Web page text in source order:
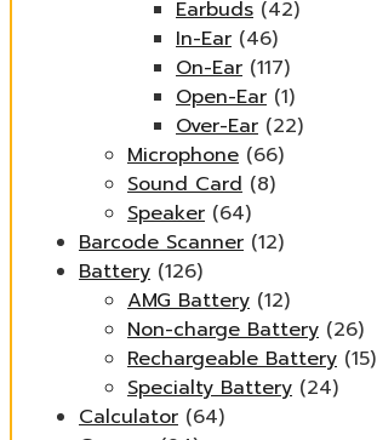
Earbuds (42)
In-Ear (46)
On-Ear (117)
Open-Ear (1)
Over-Ear (22)
Microphone (66)
Sound Card (8)
Speaker (64)
Barcode Scanner (12)
Battery (126)
AMG Battery (12)
Non-charge Battery (26)
Rechargeable Battery (15)
Specialty Battery (24)
Calculator (64)